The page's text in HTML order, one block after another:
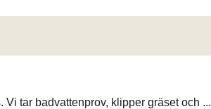
Vi tar badvattenprov, klipper gräset och ...